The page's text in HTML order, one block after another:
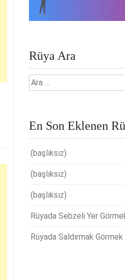
Rüya Ara
Arama:
En Son Eklenen
(başlıksız)
(başlıksız)
(başlıksız)
Rüyada Sebzeli Yer
Rüyada Saldırmak Görmek